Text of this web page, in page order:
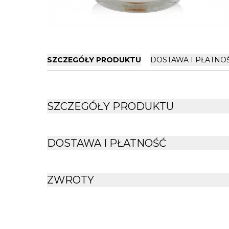
SZCZEGÓŁY PRODUKTU DOSTAWA I
SZCZEGÓŁY PRODUKTU
DOSTAWA I PŁATNOŚĆ
ZWROTY